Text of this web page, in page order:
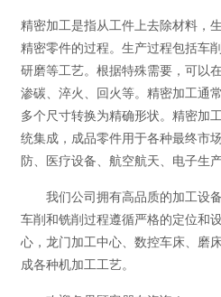
精密加工是指从工件上去除材料，
精密零件的过程。生产过程包括车
研磨等工艺。根据特殊需要，可以
渗碳、淬火、回火等。精密加工通
多个尺寸转换为精确形状。精密加
统集成，成品零件用于各种最终市
防、医疗设备、航空航天、电子生
我们公司拥有高品质的加工设
车削和铣削过程遵循严格的定位和
心，龙门加工中心、数控车床、磨
成各种机加工工艺。